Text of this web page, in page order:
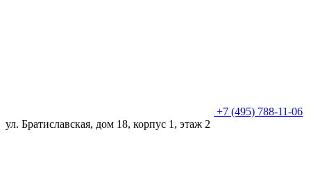
+7 (495) 788-11-06
ул. Братиславская, дом 18, корпус 1, этаж 2